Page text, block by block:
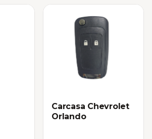
Carcasa Chevrolet
Orlando